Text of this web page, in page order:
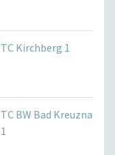
TC Kirchberg 1
TC BW Bad Kreuznach
1